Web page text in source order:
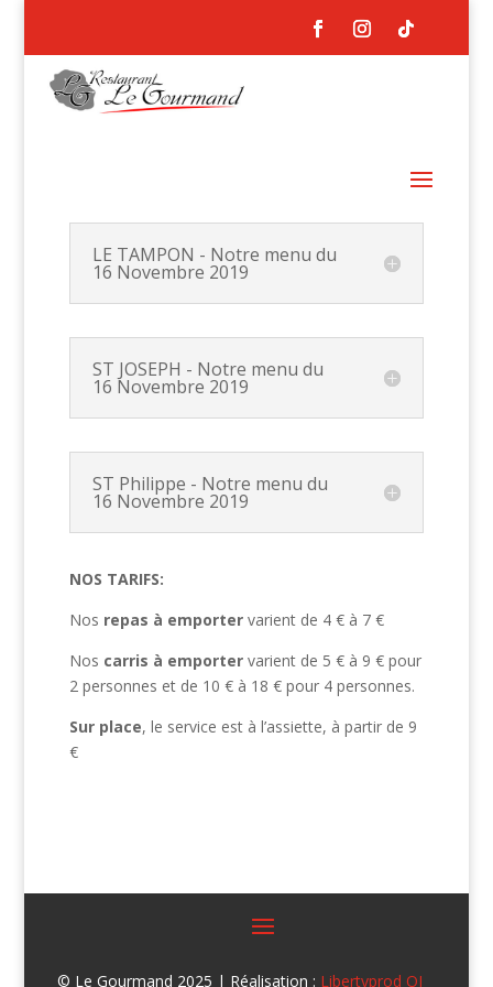
LE TAMPON - Notre menu du
16 Novembre 2019
ST JOSEPH - Notre menu du
16 Novembre 2019
ST Philippe - Notre menu du
16 Novembre 2019
NOS TARIFS:
Nos repas à emportervarient de 4 € à 7 €
Nos carris à emporter varient de 5 € à 9 € pour
2 personnes et de 10 € à 18 € pour 4 personnes.
Sur place, le service est à l’assiette, à partir de 9
€
© Le Gourmand 2025 | Réalisation : Libertyprod OI